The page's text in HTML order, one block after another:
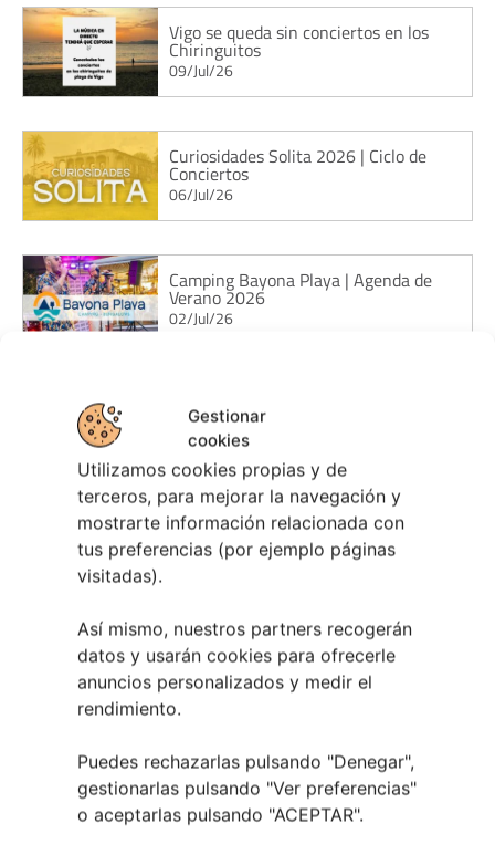
Gestionar
cookies
Utilizamos cookies propias y de
terceros, para mejorar la navegación y
mostrarte información relacionada con
tus preferencias (por ejemplo páginas
visitadas).
Así mismo, nuestros partners recogerán
datos y usarán cookies para ofrecerle
anuncios personalizados y medir el
rendimiento.
Puedes rechazarlas pulsando "Denegar",
gestionarlas pulsando "Ver preferencias"
o aceptarlas pulsando "ACEPTAR".
Vigo se queda sin conciertos en los
Chiringuitos
09/Jul/26
Curiosidades Solita 2026 | Ciclo de
Conciertos
06/Jul/26
Camping Bayona Playa | Agenda de
Verano 2026
02/Jul/26
Viñopass 2026 | Fiesta del Vino
2026
10/Jun/26
CARGAR MÁS